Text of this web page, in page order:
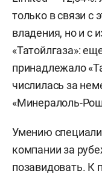
только в связи с
владения, но и с
«Татойлгаза»:
принадлежало
числилась за
«Минералоль-
Умению
компании за
позавидовать. К